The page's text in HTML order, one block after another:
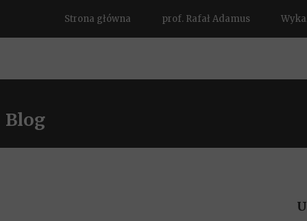
Strona główna prof. Rafał Adamus
Blog